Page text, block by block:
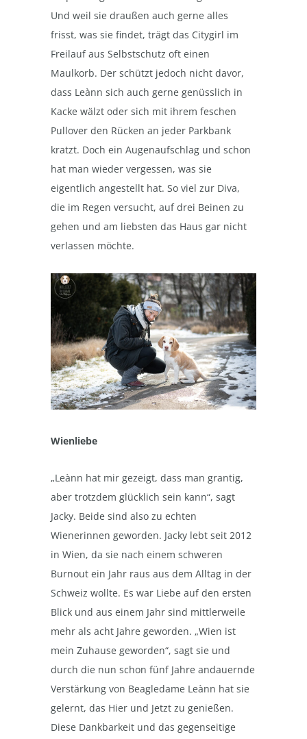
Und weil sie draußen auch gerne alles
frisst, was sie findet, trägt das Citygirl im
Freilauf aus Selbstschutz oft einen
Maulkorb. Der schützt jedoch nicht davor,
dass Leànn sich auch gerne genüsslich in
Kacke wälzt oder sich mit ihrem feschen
Pullover den Rücken an jeder Parkbank
kratzt. Doch ein Augenaufschlag und schon
hat man wieder vergessen, was sie
eigentlich angestellt hat. So viel zur Diva,
die im Regen versucht, auf drei Beinen zu
gehen und am liebsten das Haus gar nicht
verlassen möchte.
Wienliebe
„Leànn hat mir gezeigt, dass man grantig,
aber trotzdem glücklich sein kann“, sagt
Jacky. Beide sind also zu echten
Wienerinnen geworden. Jacky lebt seit 2012
in Wien, da sie nach einem schweren
Burnout ein Jahr raus aus dem Alltag in der
Schweiz wollte. Es war Liebe auf den ersten
Blick und aus einem Jahr sind mittlerweile
mehr als acht Jahre geworden. „Wien ist
mein Zuhause geworden“, sagt sie und
durch die nun schon fünf Jahre andauernde
Verstärkung von Beagledame Leànn hat sie
gelernt, das Hier und Jetzt zu genießen.
Diese Dankbarkeit und das gegenseitige